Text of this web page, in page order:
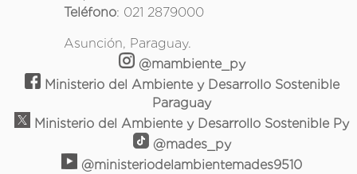
Teléfono: 021 2879000
Asunción, Paraguay.
@mambiente_py
Ministerio del Ambiente y Desarrollo Sostenible
Paraguay
Ministerio del Ambiente y Desarrollo Sostenible Py
@mades_py
@ministeriodelambientemades9510